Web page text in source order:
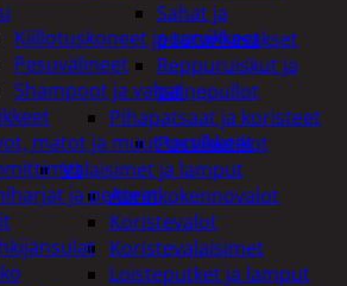
Sahat ja
puutarhasakset
Reppuruiskut ja
painepullot
Pihapatsaat ja koristeet
Postilaatikot
Valaisimet ja lamput
Aurinkokennovalot
Koristevalot
Koristevalaisimet
Loisteputket ja lamput
Kiillotuskoneet ja tarvikkeet
Pesuvälineet
Shampoot ja vahat
matot ja muut tarvikkeet
ja peitteet